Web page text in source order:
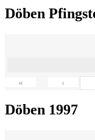
Döben
« ‹
Döben 1997